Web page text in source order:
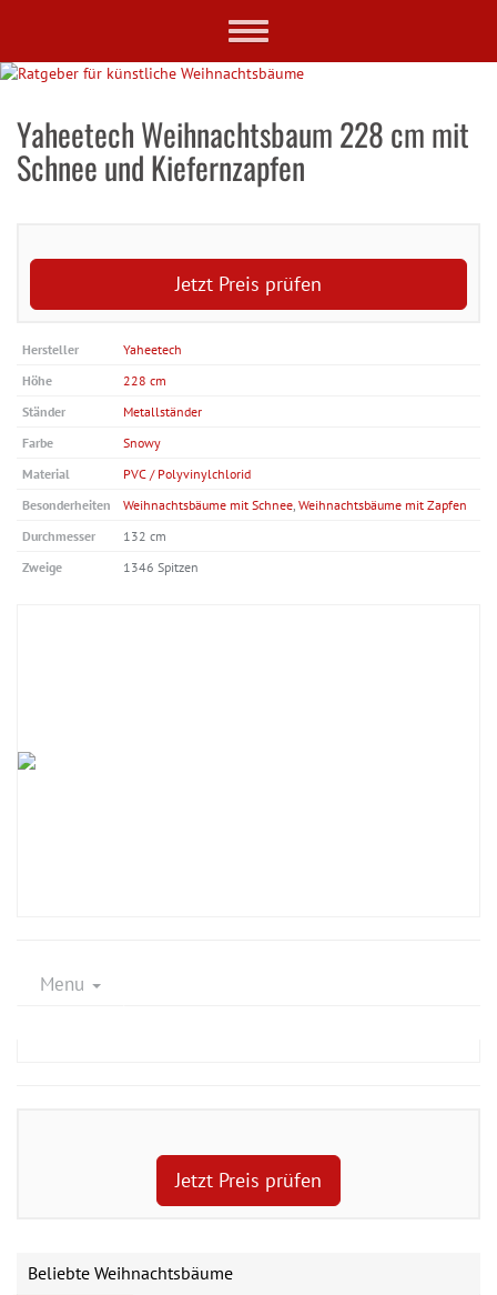
content
Toggle
Yaheetech Weihnachtsbaum 228 cm mit
Schnee und Kiefernzapfen
Jetzt Preis prüfen
Hersteller
Yaheetech
Höhe
228 cm
Ständer
Metallständer
Farbe
Snowy
Material
PVC / Polyvinylchlorid
Besonderheiten
Weihnachtsbäume mit Schnee, Weihnachtsbäume mit Zapfen
Durchmesser
132 cm
Zweige
1346 Spitzen
Menu
Jetzt Preis prüfen
Beliebte Weihnachtsbäume